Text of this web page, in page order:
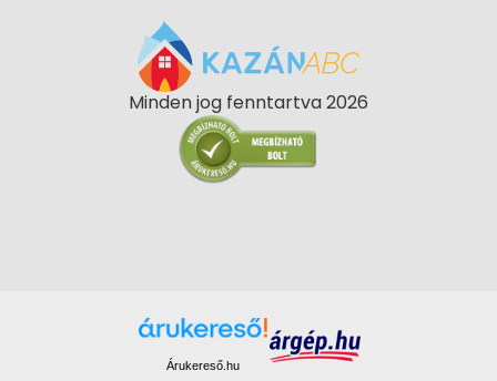
Minden jog fenntartva 2026
Árukereső.hu